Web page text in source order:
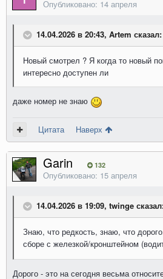
Опубликовано: 14 апреля
14.04.2026 в 20:43, Artem сказал:
Новый смотрел ? Я когда то новый
интересно доступен ли
даже номер не знаю
Цитата Наверх
Garin 132
Опубликовано: 15 апреля
14.04.2026 в 19:09, twinge
Знаю, что редкость, знаю, что
сборе с железкой/кронштейном
Дорого - это на сегодня весьма